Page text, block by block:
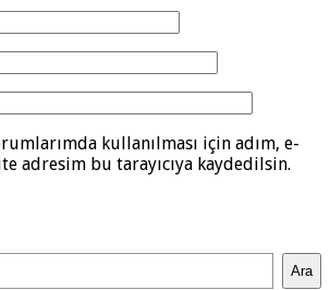
kullanılması için adım, e-
adresim bu tarayıcıya kaydedilsin.
Ara